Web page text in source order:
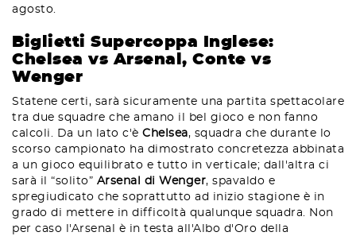
agosto.
Biglietti Supercoppa Inglese:
Chelsea vs Arsenal, Conte vs
Wenger
Statene certi, sarà sicuramente una partita spettacolare
tra due squadre che amano il bel gioco e non fanno
calcoli. Da un lato c'è Chelsea, squadra che durante lo
scorso campionato ha dimostrato concretezza abbinata
a un gioco equilibrato e tutto in verticale; dall'altra ci
sarà il “solito” Arsenal di Wenger, spavaldo e
spregiudicato che soprattutto ad inizio stagione è in
grado di mettere in difficoltà qualunque squadra. Non
per caso l'Arsenal è in testa all'Albo d'Oro della